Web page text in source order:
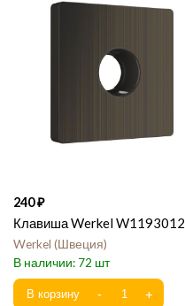
240
Клавиша Werkel W1193012
Werkel Швеция
72